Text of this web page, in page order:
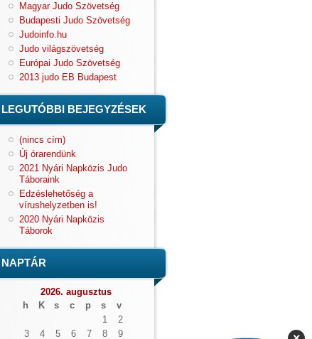
Magyar Judo Szövetség
Budapesti Judo Szövetség
Judoinfo.hu
Judo világszövetség
Európai Judo Szövetség
2013 judo EB Budapest
LEGUTÓBBI BEJEGYZÉSEK
(nincs cím)
Új órarendünk
2021 Nyári Napközis Judo
Táboraink
Edzéslehetőség a
vírushelyzetben is!
2020 Nyári Napközis
Táborok
NAPTÁR
2026. augusztus
h
K s c p s
v
1
2
3
4 5 6 7 8 9